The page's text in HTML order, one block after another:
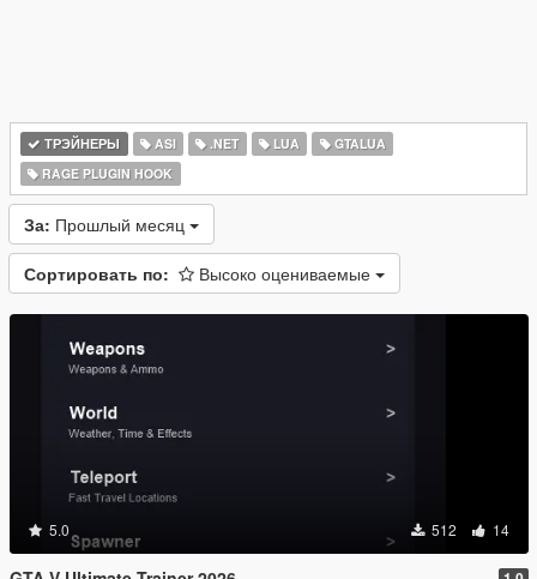
ТРЭЙНЕРЫ ASI .NET LUA
GTALUA
RAGE PLUGIN HOOK
За: Прошлый месяц
Сортировать по: Высоко оцениваемые
5.0 512 14